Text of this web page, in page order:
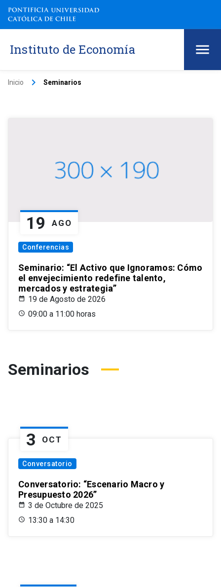
Instituto de Economía
Inicio keyboard_arrow_right Seminarios
19 AGO
Conferencias
Seminario: “El Activo que Ignoramos: Cómo
el envejecimiento redefine talento,
mercados y estrategia”
19 de Agosto de 2026
09:00 a 11:00 horas
Seminarios
3 OCT
Conversatorio
Conversatorio: “Escenario Macro y
Presupuesto 2026”
3 de Octubre de 2025
13:30 a 14:30